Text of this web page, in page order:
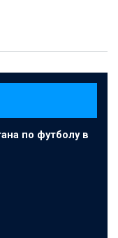
по футболу в